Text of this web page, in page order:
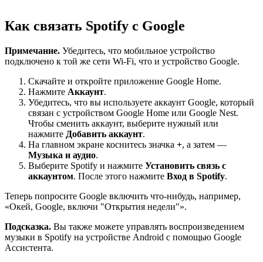
Как связать Spotify с Google
Примечание. Убедитесь, что мобильное устройство
подключено к той же сети Wi-Fi, что и устройство Google.
Скачайте и откройте приложение Google Home.
Нажмите Аккаунт.
Убедитесь, что вы используете аккаунт Google, который
связан с устройством Google Home или Google Nest.
Чтобы сменить аккаунт, выберите нужный или
нажмите Добавить аккаунт.
На главном экране коснитесь значка +, а затем —
Музыка и аудио.
Выберите Spotify и нажмите Установить связь с
аккаунтом. После этого нажмите Вход в Spotify.
Теперь попросите Google включить что-нибудь, например,
«Окей, Google, включи "Открытия недели"».
Подсказка. Вы также можете управлять воспроизведением
музыки в Spotify на устройстве Android с помощью Google
Ассистента.